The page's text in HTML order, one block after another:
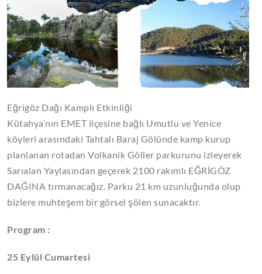
Eğrigöz Dağı Kamplı Etkinliği
Kütahya’nın EMET ilçesine bağlı Umutlu ve Yenice
köyleri arasındaki Tahtalı Baraj Gölünde kamp kurup
planlanan rotadan Volkanik Göller parkurunu izleyerek
Sarıalan Yaylasından geçerek 2100 rakımlı EĞRİGÖZ
DAĞINA tırmanacağız. Parku 21 km uzunluğunda olup
bizlere muhteşem bir görsel şölen sunacaktır.
Program :
25 Eylül Cumartesi